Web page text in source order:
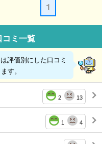
1
コミ一覧
は評価別にした口コミ
す。
2 13
1 4